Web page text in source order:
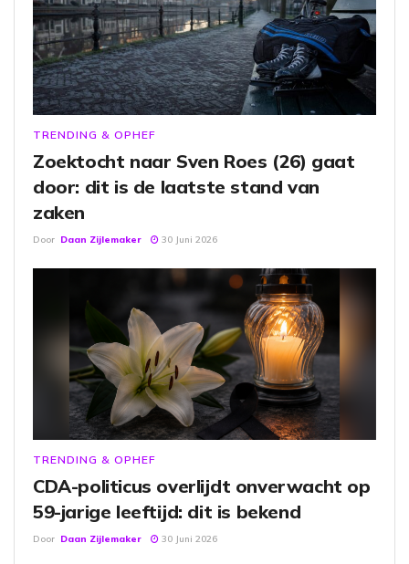
TRENDING & OPHEF
Zoektocht naar Sven Roes (26) gaat
door: dit is de laatste stand van
zaken
Door Daan Zijlemaker 30 Juni 2026
TRENDING & OPHEF
CDA-politicus overlijdt onverwacht op
59-jarige leeftijd: dit is bekend
Door Daan Zijlemaker 30 Juni 2026